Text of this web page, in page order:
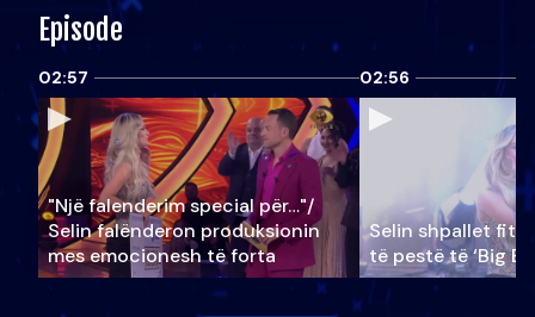
Episode
02:57
"Një falenderim special për…"/
Selin falënderon produksionin
mes emocionesh të forta
02:56
Selin shpallet
të pestë të ‘Big